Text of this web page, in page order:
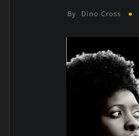
By Dino Cross